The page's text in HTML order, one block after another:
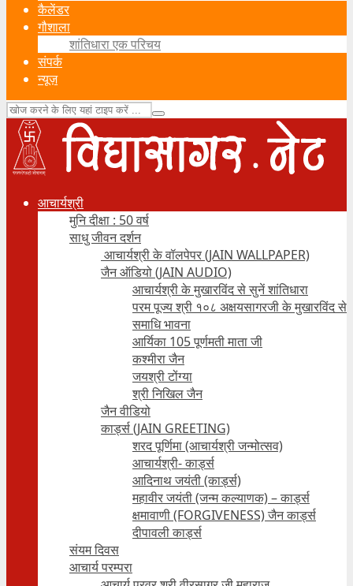
कैलेंडर
गौशाला
शांतिधारा एक परिचय
संपर्क
न्यूज़
आचार्यश्री
मुनि दीक्षा : 50 वर्ष
साधु जीवन दर्शन
आचार्यश्री के वॉलपेपर (JAIN WALLPAPER)
जैन ऑडियो (JAIN AUDIO)
आचार्यश्री के मुखारविंद से सुनें शांतिधारा
परम पूज्य श्री १०८ अक्षयसागरजी के मुखारविंद से
समाधि भावना
आर्यिका 105 पूर्णमती माता जी
कश्मीरा जैन
जयश्री टोंग्या
श्री निखिल जैन
जैन वीडियो
कार्ड्स (JAIN GREETING)
शरद पूर्णिमा (आचार्यश्री जन्मोत्सव)
आचार्यश्री- कार्ड्स
आदिनाथ जयंती (कार्ड्स)
महावीर जयंती (जन्म कल्याणक) – कार्ड्स
क्षमावाणी (FORGIVENESS) जैन कार्ड्स
दीपावली कार्ड्स
संयम दिवस
आचार्य परम्परा